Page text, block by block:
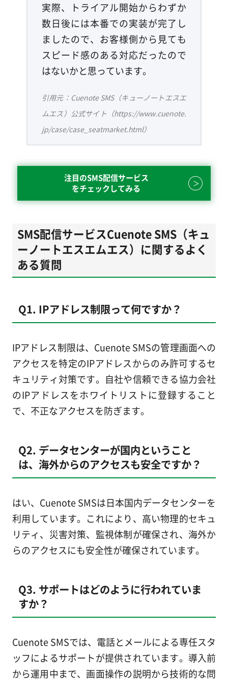
実際、トライアル開始からわずか
数日後には本番での実装が完了し
ましたので、お客様側から見ても
スピード感のある対応だったので
はないかと思っています。
引用元：Cuenote SMS（キューノートエスエ
ムエス）公式サイト（https://www.cuenote.
jp/case/case_seatmarket.html）
注目のSMS配信サービス
をチェックしてみる
SMS配信サービスCuenote SMS（キュ
ーノートエスエムエス）に関するよく
ある質問
Q1. IPアドレス制限って何ですか？
IPアドレス制限は、Cuenote SMSの管理画面への
アクセスを特定のIPアドレスからのみ許可するセ
キュリティ対策です。自社や信頼できる協力会社
のIPアドレスをホワイトリストに登録すること
で、不正なアクセスを防ぎます。
Q2. データセンターが国内ということ
は、海外からのアクセスも安全ですか？
はい、Cuenote SMSは日本国内データセンターを
利用しています。これにより、高い物理的セキュ
リティ、災害対策、監視体制が確保され、海外か
らのアクセスにも安全性が確保されています。
Q3. サポートはどのように行われていま
すか？
Cuenote SMSでは、電話とメールによる専任スタ
ッフによるサポートが提供されています。導入前
から運用中まで、画面操作の説明から技術的な問